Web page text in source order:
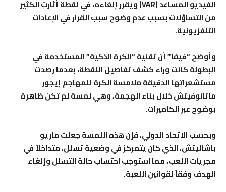
الفيديو المساعد (VAR) ويقرر إلغاءه، في لقطة أثارت الكثير
من التساؤلات بسبب عدم وضوح سبب القرار في الإعادات
التلفزيونية.
وأوضح “فيفا” أن تقنية “الكرة الذكية” المستخدمة في
البطولة كانت وراء كشف تفاصيل اللقطة، بعدما رصدت
مستشعراتها الدقيقة ملامسة الكرة للمهاجم إيجور
ماتانوفيتش خلال بناء الهجمة، وهي لمسة لم تكن ظاهرة
بوضوح عبر الكاميرات.
وبحسب الاتحاد الدولي، فإن هذه اللمسة جعلت ماريو
باشاليتش، الذي كان يتمركز في وضعية تسلل، متداخلاً في
مجريات اللعب، مما استوجب احتساب حالة التسلل وإلغاء
الهدف وفقاً لقوانين اللعبة.